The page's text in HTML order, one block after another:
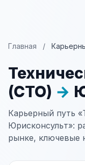
Главная /
(CTO) →
Карьерный путь
Юрисконсульт»:
рынке, ключевые